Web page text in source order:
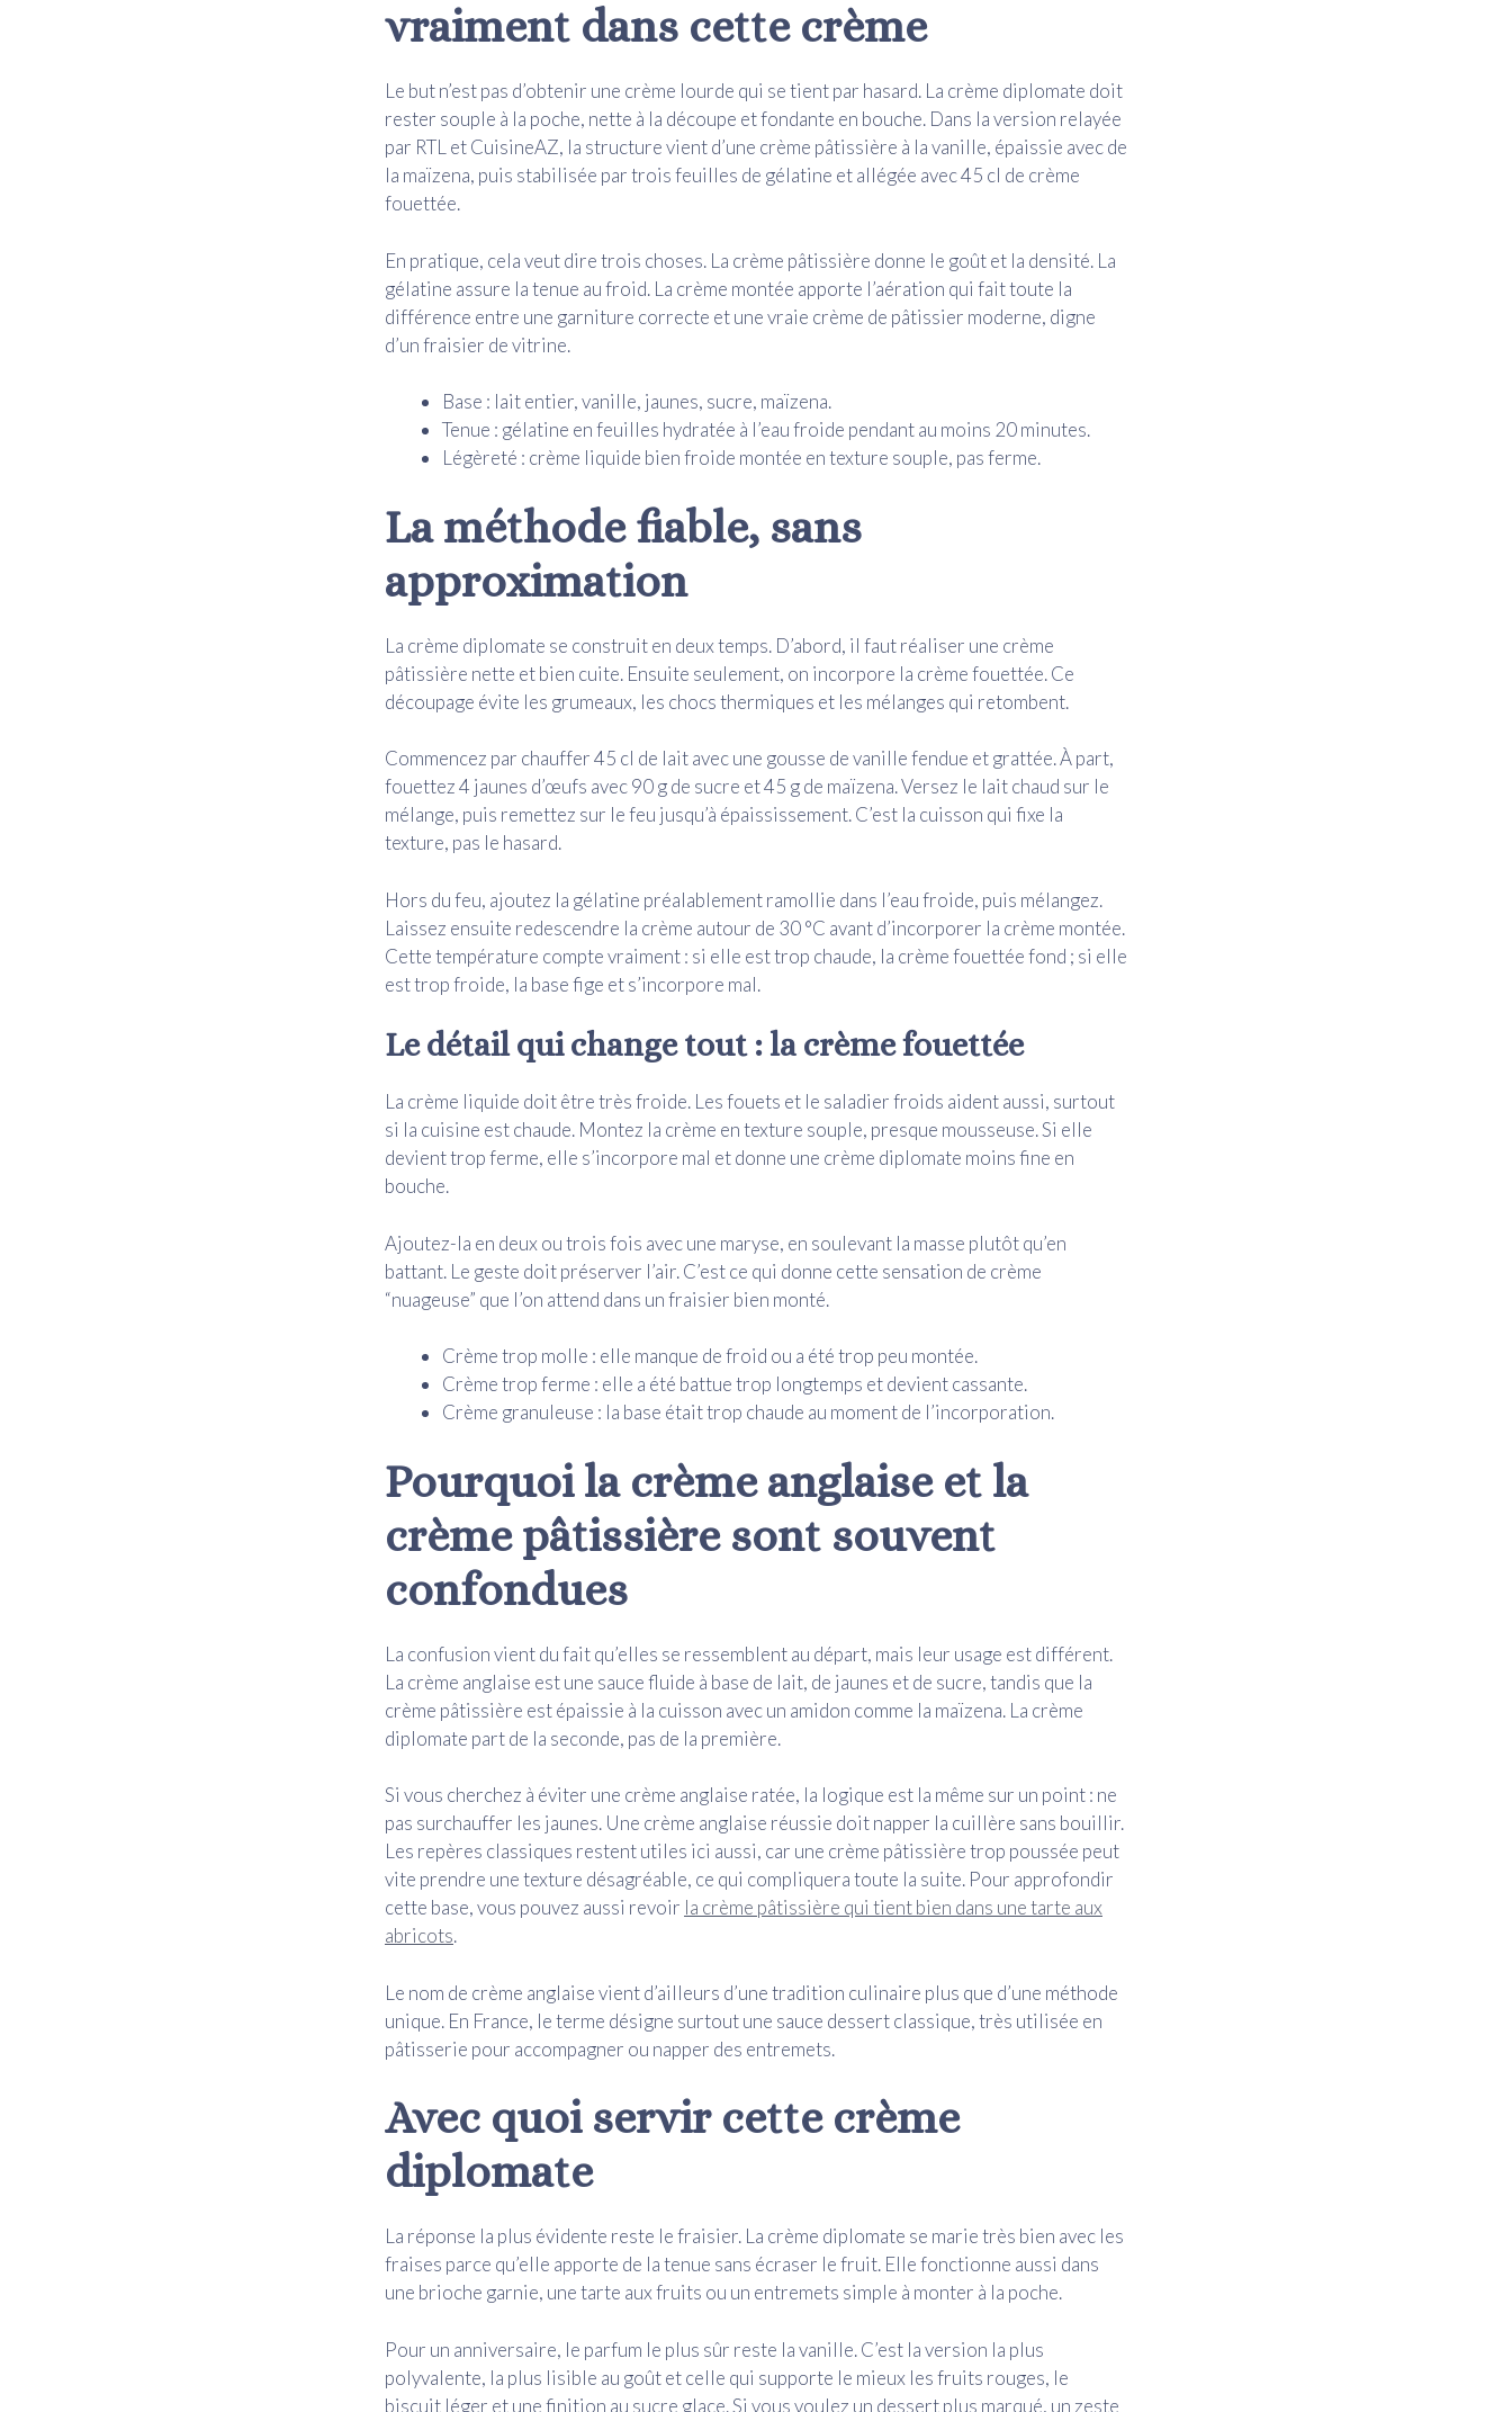
vraiment dans cette crème
Le but n’est pas d’obtenir une crème lourde qui se tient par hasard. La crème diplomate doit
rester souple à la poche, nette à la découpe et fondante en bouche. Dans la version relayée
par RTL et CuisineAZ, la structure vient d’une crème pâtissière à la vanille, épaissie avec de
la maïzena, puis stabilisée par trois feuilles de gélatine et allégée avec 45 cl de crème
fouettée.
En pratique, cela veut dire trois choses. La crème pâtissière donne le goût et la densité. La
gélatine assure la tenue au froid. La crème montée apporte l’aération qui fait toute la
différence entre une garniture correcte et une vraie crème de pâtissier moderne, digne
d’un fraisier de vitrine.
Base : lait entier, vanille, jaunes, sucre, maïzena.
Tenue : gélatine en feuilles hydratée à l’eau froide pendant au moins 20 minutes.
Légèreté : crème liquide bien froide montée en texture souple, pas ferme.
La méthode fiable, sans
approximation
La crème diplomate se construit en deux temps. D’abord, il faut réaliser une crème
pâtissière nette et bien cuite. Ensuite seulement, on incorpore la crème fouettée. Ce
découpage évite les grumeaux, les chocs thermiques et les mélanges qui retombent.
Commencez par chauffer 45 cl de lait avec une gousse de vanille fendue et grattée. À part,
fouettez 4 jaunes d’œufs avec 90 g de sucre et 45 g de maïzena. Versez le lait chaud sur le
mélange, puis remettez sur le feu jusqu’à épaississement. C’est la cuisson qui fixe la
texture, pas le hasard.
Hors du feu, ajoutez la gélatine préalablement ramollie dans l’eau froide, puis mélangez.
Laissez ensuite redescendre la crème autour de 30 °C avant d’incorporer la crème montée.
Cette température compte vraiment : si elle est trop chaude, la crème fouettée fond ; si elle
est trop froide, la base fige et s’incorpore mal.
Le détail qui change tout : la crème fouettée
La crème liquide doit être très froide. Les fouets et le saladier froids aident aussi, surtout
si la cuisine est chaude. Montez la crème en texture souple, presque mousseuse. Si elle
devient trop ferme, elle s’incorpore mal et donne une crème diplomate moins fine en
bouche.
Ajoutez-la en deux ou trois fois avec une maryse, en soulevant la masse plutôt qu’en
battant. Le geste doit préserver l’air. C’est ce qui donne cette sensation de crème
“nuageuse” que l’on attend dans un fraisier bien monté.
Crème trop molle : elle manque de froid ou a été trop peu montée.
Crème trop ferme : elle a été battue trop longtemps et devient cassante.
Crème granuleuse : la base était trop chaude au moment de l’incorporation.
Pourquoi la crème anglaise et la
crème pâtissière sont souvent
confondues
La confusion vient du fait qu’elles se ressemblent au départ, mais leur usage est différent.
La crème anglaise est une sauce fluide à base de lait, de jaunes et de sucre, tandis que la
crème pâtissière est épaissie à la cuisson avec un amidon comme la maïzena. La crème
diplomate part de la seconde, pas de la première.
Si vous cherchez à éviter une crème anglaise ratée, la logique est la même sur un point : ne
pas surchauffer les jaunes. Une crème anglaise réussie doit napper la cuillère sans bouillir.
Les repères classiques restent utiles ici aussi, car une crème pâtissière trop poussée peut
vite prendre une texture désagréable, ce qui compliquera toute la suite. Pour approfondir
cette base, vous pouvez aussi revoir la crème pâtissière qui tient bien dans une tarte aux
abricots.
Le nom de crème anglaise vient d’ailleurs d’une tradition culinaire plus que d’une méthode
unique. En France, le terme désigne surtout une sauce dessert classique, très utilisée en
pâtisserie pour accompagner ou napper des entremets.
Avec quoi servir cette crème
diplomate
La réponse la plus évidente reste le fraisier. La crème diplomate se marie très bien avec les
fraises parce qu’elle apporte de la tenue sans écraser le fruit. Elle fonctionne aussi dans
une brioche garnie, une tarte aux fruits ou un entremets simple à monter à la poche.
Pour un anniversaire, le parfum le plus sûr reste la vanille. C’est la version la plus
polyvalente, la plus lisible au goût et celle qui supporte le mieux les fruits rouges, le
biscuit léger et une finition au sucre glace. Si vous voulez un dessert plus marqué, un zeste